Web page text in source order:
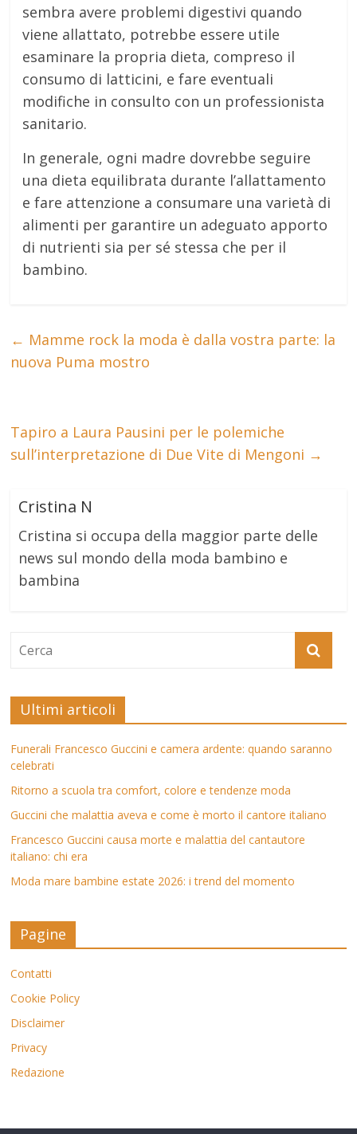
sembra avere problemi digestivi quando
viene allattato, potrebbe essere utile
esaminare la propria dieta, compreso il
consumo di latticini, e fare eventuali
modifiche in consulto con un professionista
sanitario.
In generale, ogni madre dovrebbe seguire
una dieta equilibrata durante l’allattamento
e fare attenzione a consumare una varietà di
alimenti per garantire un adeguato apporto
di nutrienti sia per sé stessa che per il
bambino.
← Mamme rock la moda è dalla vostra parte: la
nuova Puma mostro
Tapiro a Laura Pausini per le polemiche
sull’interpretazione di Due Vite di Mengoni →
Cristina N
Cristina si occupa della maggior parte delle
news sul mondo della moda bambino e
bambina
Ultimi articoli
Funerali Francesco Guccini e camera ardente: quando saranno
celebrati
Ritorno a scuola tra comfort, colore e tendenze moda
Guccini che malattia aveva e come è morto il cantore italiano
Francesco Guccini causa morte e malattia del cantautore
italiano: chi era
Moda mare bambine estate 2026: i trend del momento
Pagine
Contatti
Cookie Policy
Disclaimer
Privacy
Redazione